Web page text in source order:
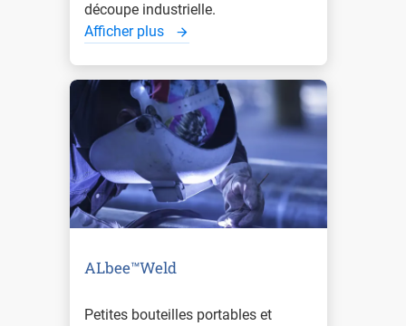
découpe industrielle.
Afficher plus
ALbee™Weld
Petites bouteilles portables et